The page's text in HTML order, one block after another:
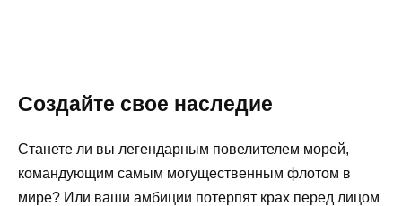
Создайте свое наследие
Станете ли вы легендарным повелителем морей,
командующим самым могущественным флотом в
мире? Или ваши амбиции потерпят крах перед лицом